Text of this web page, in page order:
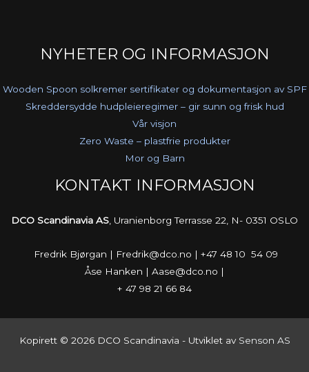
NYHETER OG INFORMASJON
Wooden Spoon solkremer sertifikater og dokumentasjon av SPF
Skreddersydde hudpleieregimer – gir sunn og frisk hud
Vår visjon
Zero Waste – plastfrie produkter
Mor og Barn
KONTAKT INFORMASJON
DCO Scandinavia AS, Uranienborg Terrasse 22, N- 0351 OSLO
Fredrik Bjørgan | Fredrik@dco.no | +47 48 10 54 09
Åse Hanken | Aase@dco.no |
+ 47 98 21 66 84
Kopirett © 2026 DCO Scandinavia - Utviklet av Senson AS